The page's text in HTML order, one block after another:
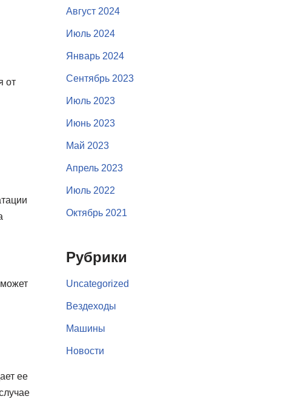
от
ее
Август 2024
Июль 2024
Январь 2024
Сентябрь 2023
Июль 2023
Июнь 2023
Май 2023
Апрель 2023
Июль 2022
Октябрь 2021
Рубрики
Uncategorized
Вездеходы
Машины
Новости